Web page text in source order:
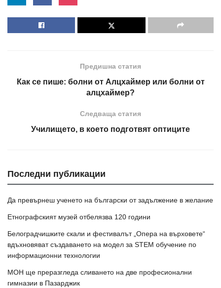
Предишна статия
Как се пише: болни от Алцхаймер или болни от
алцхаймер?
Следваща статия
Училището, в което подготвят оптиците
Последни публикации
Да превърнеш ученето на български от задължение в желание
Етнографският музей отбелязва 120 години
Белоградчишките скали и фестивалът „Опера на върховете“
вдъхновяват създаването на модел за STEM обучение по
информационни технологии
МОН ще преразгледа сливането на две професионални
гимназии в Пазарджик